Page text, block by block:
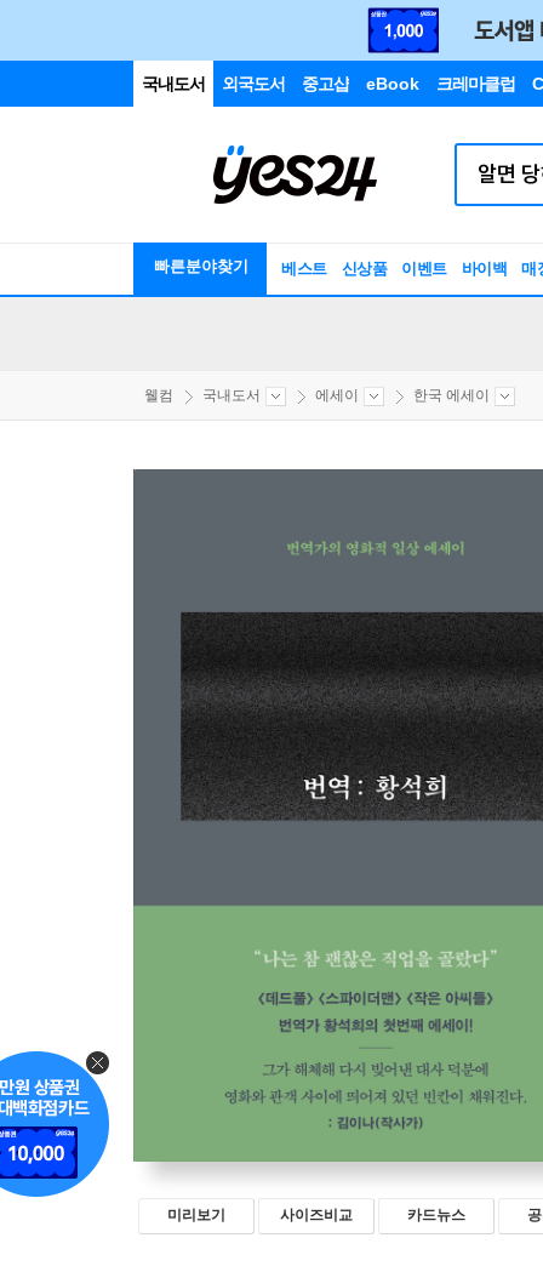
국내도서 외국도서 중고샵 eBook 크레마클럽
빠른분야찾기 베스트 신상품 이벤트 바이백 매
웰컴 국내도서 에세이 한국 에세이
미리보기 사이즈비교 카드뉴스